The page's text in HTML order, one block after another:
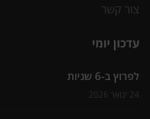
צור קשר
עדכון יומי
לפרוץ ב-6 שניות
24 ינואר 2026